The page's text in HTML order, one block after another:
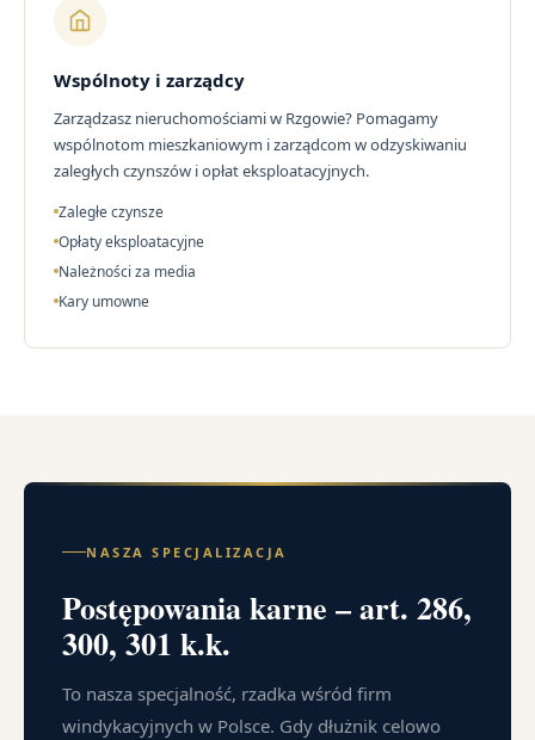
Wspólnoty i zarządcy
Zarządzasz nieruchomościami w Rzgowie? Pomagamy
wspólnotom mieszkaniowym i zarządcom w odzyskiwaniu
zaległych czynszów i opłat eksploatacyjnych.
Zaległe czynsze
Opłaty eksploatacyjne
Należności za media
Kary umowne
NASZA SPECJALIZACJA
Postępowania karne – art. 286,
300, 301 k.k.
To nasza specjalność, rzadka wśród firm
windykacyjnych w Polsce. Gdy dłużnik celowo